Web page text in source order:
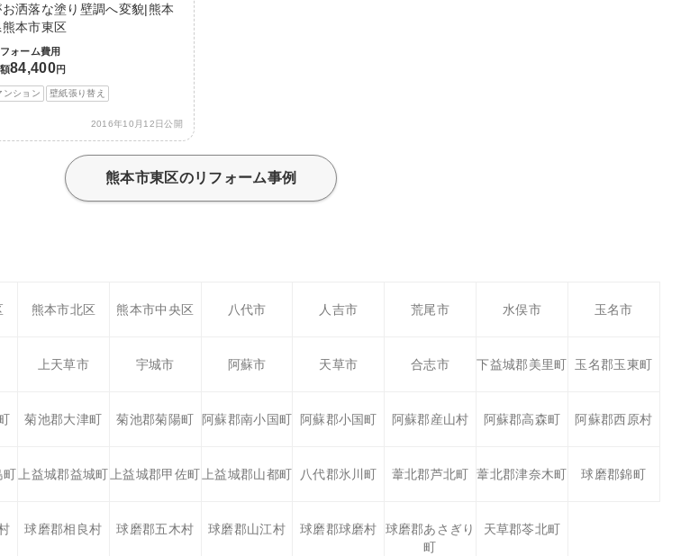
お洒落な塗り壁調へ変貌|熊本
熊本市東区
ォーム費用
84,400円
ンション 壁紙張り替え
2016年10月12日公開
熊本市東区のリフォーム事例
熊本市北区 熊本市中央区 八代市 人吉市 荒尾市 水俣市 玉名市
上天草市 宇城市 阿蘇市 天草市 合志市 下益城郡美里町 玉名郡玉東町
菊池郡大津町 菊池郡菊陽町 阿蘇郡南小国町 阿蘇郡小国町 阿蘇郡産山村 阿蘇郡高森町 阿蘇郡西原村
町上益城郡益城町上益城郡甲佐町上益城郡山都町 八代郡氷川町 葦北郡芦北町 葦北郡津奈木町 球磨郡錦町
球磨郡相良村 球磨郡五木村 球磨郡山江村 球磨郡球磨村
球磨郡あさぎり
町
天草郡苓北町